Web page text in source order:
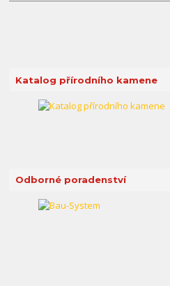
Katalog přírodního kamene
Odborné poradenství